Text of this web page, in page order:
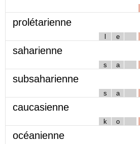
prolétarienne
l e
saharienne
s a
subsaharienne
s a
caucasienne
k o
océanienne